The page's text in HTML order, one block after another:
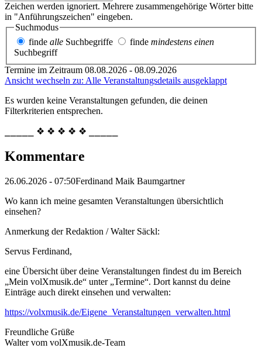
Zeichen werden ignoriert. Mehrere zusammengehörige Wörter bitte
in "Anführungszeichen" eingeben.
Suchmodus
finde alle Suchbegriffe finde mindestens einen
Suchbegriff
Termine im Zeitraum 08.08.2026 - 08.09.2026
Ansicht wechseln zu: Alle Veranstaltungsdetails ausgeklappt
Es wurden keine Veranstaltungen gefunden, die deinen
Filterkriterien entsprechen.
⎯⎯⎯⎯⎯ ❖ ❖ ❖ ❖ ❖ ⎯⎯⎯⎯⎯
Kommentare
26.06.2026 - 07:50Ferdinand Maik Baumgartner
Wo kann ich meine gesamten Veranstaltungen übersichtlich
einsehen?
Anmerkung der Redaktion /Walter Säckl:
Servus Ferdinand,
eine Übersicht über deine Veranstaltungen findest du im Bereich
„Mein volXmusik.de“ unter „Termine“. Dort kannst du deine
Einträge auch direkt einsehen und verwalten:
https://volxmusik.de/Eigene_Veranstaltungen_verwalten.html
Freundliche Grüße
Walter vom volXmusik.de-Team